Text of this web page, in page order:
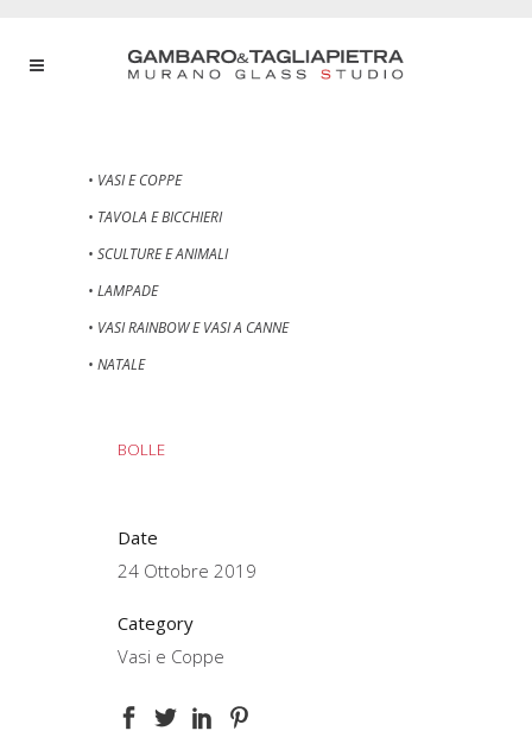
• VASI E COPPE
• TAVOLA E BICCHIERI
• SCULTURE E ANIMALI
• LAMPADE
• VASI RAINBOW E VASI A CANNE
• NATALE
BOLLE
Date
24 Ottobre 2019
Category
Vasi e Coppe